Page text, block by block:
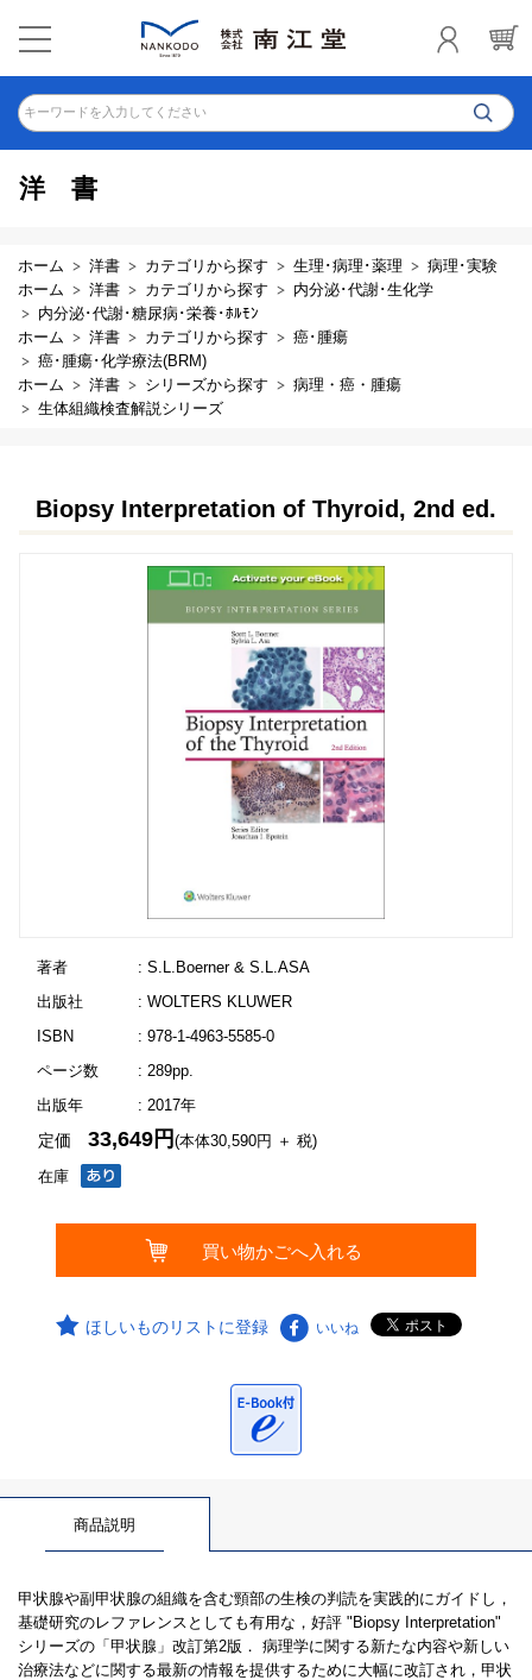
キーワードを入力してください
洋書
ホーム 洋書 カテゴリから探す 生理･病理･薬理
病理･実験
ホーム
洋書 カテゴリから探す
内分泌･代謝･生化学
内分泌･代謝･糖尿病･栄養･ﾎﾙﾓﾝ
ホーム
洋書 カテゴリから探す
癌･腫瘍
癌･腫瘍･化学療法(BRM)
ホーム
洋書 シリーズから探す
病理・癌・腫瘍
生体組織検査解説シリーズ
Biopsy Interpretation of Thyroid, 2nd ed.
著者
: S.L.Boerner & S.L.ASA
出版社
: WOLTERS KLUWER
ISBN
: 978-1-4963-5585-0
ページ数
: 289pp.
出版年
: 2017年
在庫
定価33,649円(本体30,590円 ＋ 税)
ほしいものリストに登録 いいね
商品説明
甲状腺や副甲状腺の組織を含む頸部の生検の判読を実践的にガイドし，
基礎研究のレファレンスとしても有用な，好評 "Biopsy Interpretation"
シリーズの「甲状腺」改訂第2版． 病理学に関する新たな内容や新しい
治療法などに関する最新の情報を提供するために大幅に改訂され，甲状